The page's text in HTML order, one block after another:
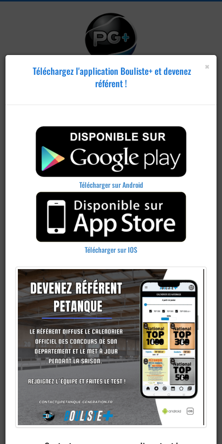
Publier un
concours
Ajouter un
club
×
Téléchargez l'application Bouliste+ et devenez
référent !
Télécharger sur Android
Télécharger sur IOS